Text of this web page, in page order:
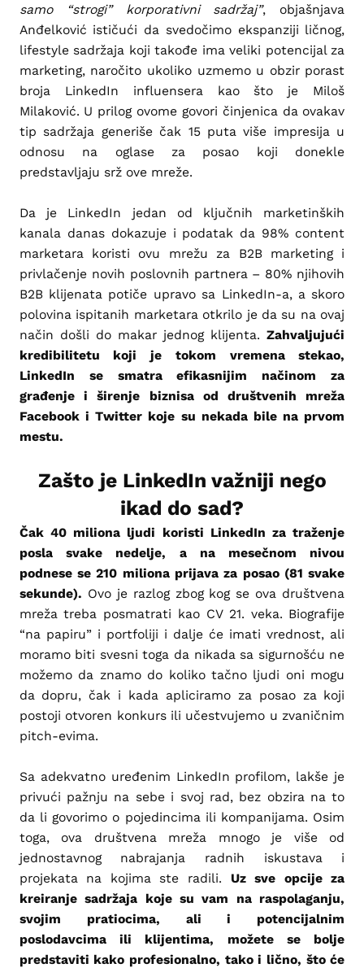
samo “strogi” korporativni sadržaj”, objašnjava
Anđelković ističući da svedočimo ekspanziji ličnog,
lifestyle sadržaja koji takođe ima veliki potencijal za
marketing, naročito ukoliko uzmemo u obzir porast
broja LinkedIn influensera kao što je Miloš
Milaković. U prilog ovome govori činjenica da ovakav
tip sadržaja generiše čak 15 puta više impresija u
odnosu na oglase za posao koji donekle
predstavljaju srž ove mreže.
Da je LinkedIn jedan od ključnih marketinških
kanala danas dokazuje i podatak da 98% content
marketara koristi ovu mrežu za B2B marketing i
privlačenje novih poslovnih partnera – 80% njihovih
B2B klijenata potiče upravo sa LinkedIn-a, a skoro
polovina ispitanih marketara otkrilo je da su na ovaj
način došli do makar jednog klijenta.Zahvaljujući
kredibilitetu koji je tokom vremena stekao,
LinkedIn se smatra efikasnijim načinom za
građenje i širenje biznisa od društvenih mreža
Facebook i Twitter koje su nekada bile na prvom
mestu.
Zašto je LinkedIn važniji nego
ikad do sad?
Čak 40 miliona ljudi koristi LinkedIn za traženje
posla svake nedelje, a na mesečnom nivou
podnese se 210 miliona prijava za posao (81 svake
sekunde). Ovo je razlog zbog kog se ova društvena
mreža treba posmatrati kao CV 21. veka. Biografije
“na papiru” i portfoliji i dalje će imati vrednost, ali
moramo biti svesni toga da nikada sa sigurnošću ne
možemo da znamo do koliko tačno ljudi oni mogu
da dopru, čak i kada apliciramo za posao za koji
postoji otvoren konkurs ili učestvujemo u zvaničnim
pitch-evima.
Sa adekvatno uređenim LinkedIn profilom, lakše je
privući pažnju na sebe i svoj rad, bez obzira na to
da li govorimo o pojedincima ili kompanijama. Osim
toga, ova društvena mreža mnogo je više od
jednostavnog nabrajanja radnih iskustava i
projekata na kojima ste radili. Uz sve opcije za
kreiranje sadržaja koje su vam na raspolaganju,
svojim pratiocima, ali i potencijalnim
poslodavcima ili klijentima, možete se bolje
predstaviti kako profesionalno, tako i lično, što će